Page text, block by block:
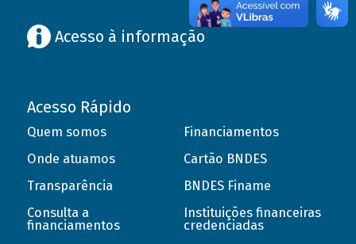
Acesso à informação
Acesso Rápido
Quem somos
Onde atuamos
Transparência
Consulta a
financiamentos
Financiamentos
Cartão BNDES
BNDES Finame
Instituições financeiras
credenciadas